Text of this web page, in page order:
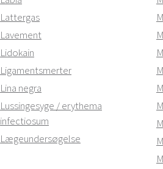
Lattergas
Lavement
Lidokain
Ligamentsmerter
Lina negra
Lussingesyge / erythema
infectiosum
Lægeundersøgelse